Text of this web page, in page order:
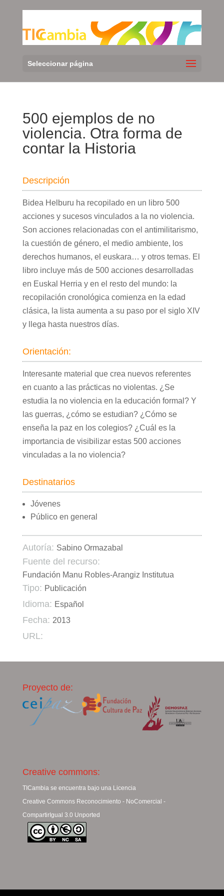
Seleccionar página
500 ejemplos de no
violencia. Otra forma de
contar la Historia
Descripción
Bidea Helburu ha recopilado en un libro 500
acciones y sucesos vinculados a la no violencia.
Son acciones relacionadas con el antimilitarismo,
la cuestión de género, el medio ambiente, los
derechos humanos, el euskara… y otros temas. El
libro incluye más de 500 acciones desarrolladas
en Euskal Herria y en el resto del mundo: la
recopilación cronológica comienza en la edad
clásica, la lista aumenta a su paso por el siglo XIV
y llega hasta nuestros días.
Orientación:
Interesante material que crea nuevos referentes
en cuanto a las prácticas no violentas. ¿Se
estudia la no violencia en la educación formal? Y
las guerras, ¿cómo se estudian? ¿Cómo se
enseña la paz en los colegios? ¿Cuál es la
importancia de visibilizar estas 500 acciones
vinculadas a la no violencia?
Destinatarios
Jóvenes
Público en general
Autoría: Sabino Ormazabal
Fuente del recurso:
Fundación Manu Robles-Arangiz Institutua
Tipo: Publicación
Idioma: Español
Fecha: 2013
URL:
Proyecto de:
Creative commons:
TICambia se encuentra bajo una Licencia
Creative Commons Reconocimiento - NoComercial -
CompartirIgual 3.0 Unported